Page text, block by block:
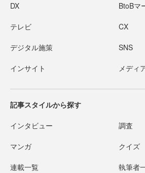
DX BtoBマ
テレビ CX
デジタル施策 SNS
インサイト メディ
記事スタイルから探す
インタビュー 調査
マンガ クイズ
連載一覧 執筆者